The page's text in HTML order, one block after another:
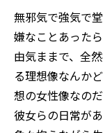
無邪気で強気で
嫌なことあった
由気ままで、全
る理想像なんか
想の女性像なの
彼女らの日常が